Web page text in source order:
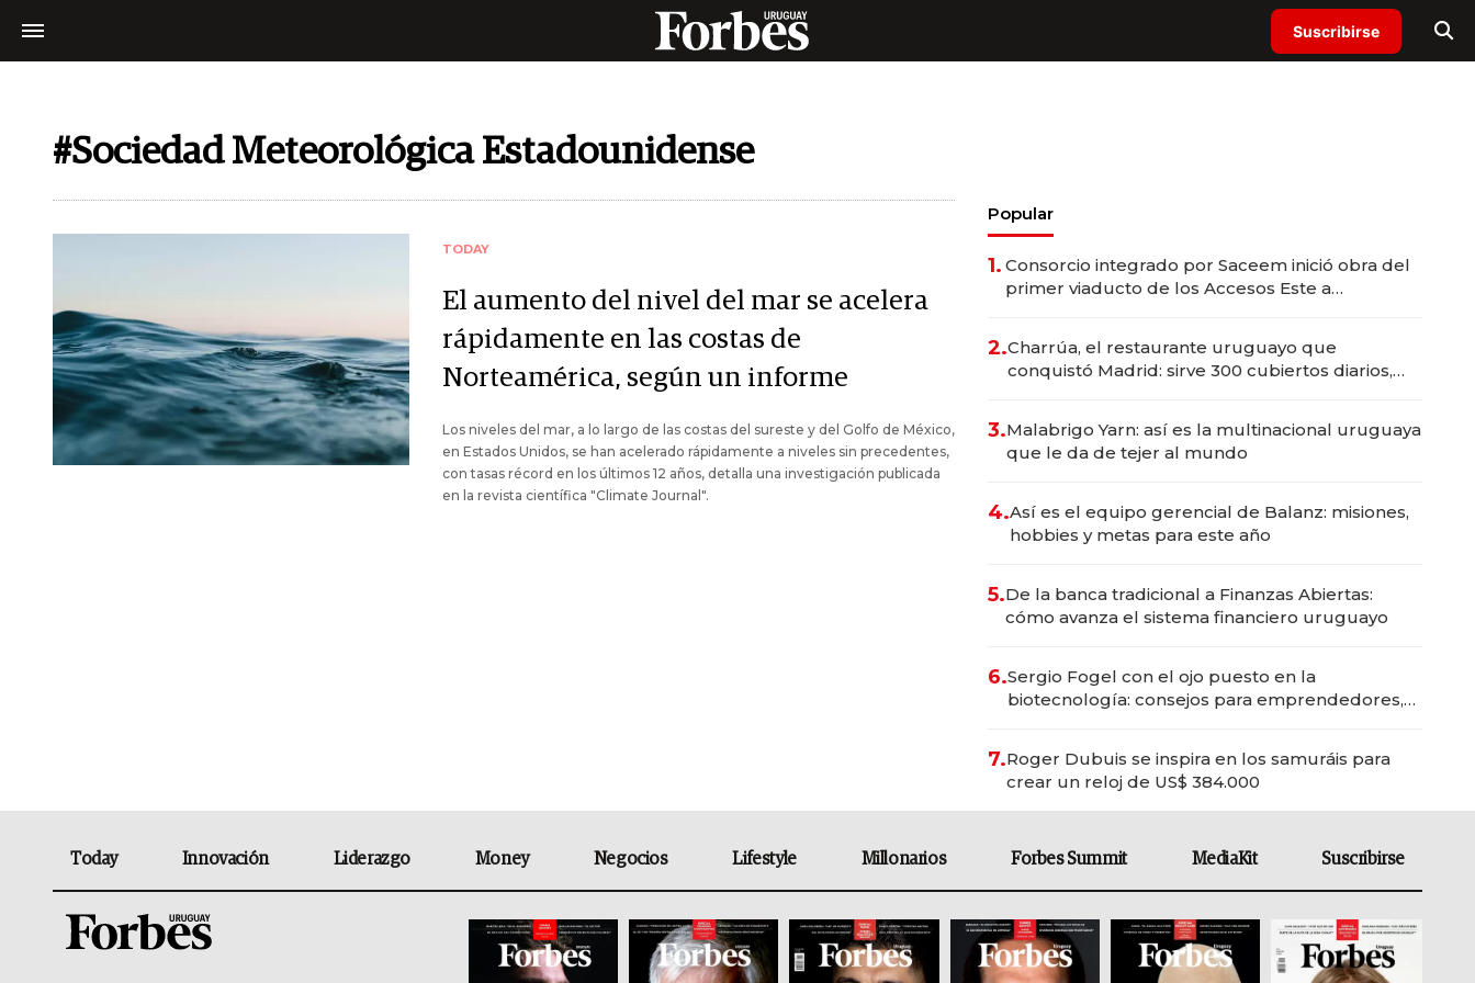
Suscribirse
#Sociedad Meteorológica Estadounidense
TODAY
El aumento del nivel del mar se acelera
rápidamente en las costas de
Norteamérica, según un informe
Los niveles del mar, a lo largo de las costas del sureste y del Golfo de México,
en Estados Unidos, se han acelerado rápidamente a niveles sin precedentes,
con tasas récord en los últimos 12 años, detalla una investigación publicada
en la revista científica "Climate Journal".
Popular
1. Consorcio integrado por Saceem inició obra del
primer viaducto de los Accesos Este a
2.Charrúa, el restaurante uruguayo que
conquistó Madrid: sirve 300 cubiertos diarios,
3.Malabrigo Yarn: así es la multinacional uruguaya
que le da de tejer al mundo
4.Así es el equipo gerencial de Balanz: misiones,
hobbies y metas para este año
5.De la banca tradicional a Finanzas Abiertas:
cómo avanza el sistema financiero uruguayo
6.Sergio Fogel con el ojo puesto en la
biotecnología: consejos para emprendedores,
7.Roger Dubuis se inspira en los samuráis para
crear un reloj de US$ 384.000
Today Innovación Liderazgo Money Negocios Lifestyle Millonarios Forbes Summit MediaKit Suscribirse